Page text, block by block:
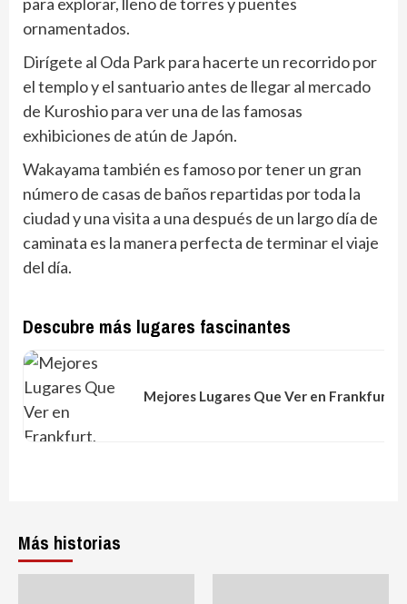
ornamentados.
Dirígete al Oda Park para hacerte un recorrido por
el templo y el santuario antes de llegar al mercado
de Kuroshio para ver una de las famosas
exhibiciones de atún de Japón.
Wakayama también es famoso por tener un gran
número de casas de baños repartidas por toda la
ciudad y una visita a una después de un largo día de
caminata es la manera perfecta de terminar el viaje
del día.
Descubre más lugares fascinantes
Mejores Lugares Que Ver en Frankfurt,
Más historias